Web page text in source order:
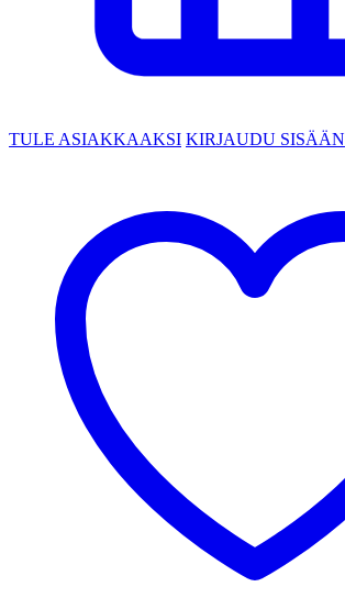
TULE ASIAKKAAKSI KIRJAUDU SISÄÄN